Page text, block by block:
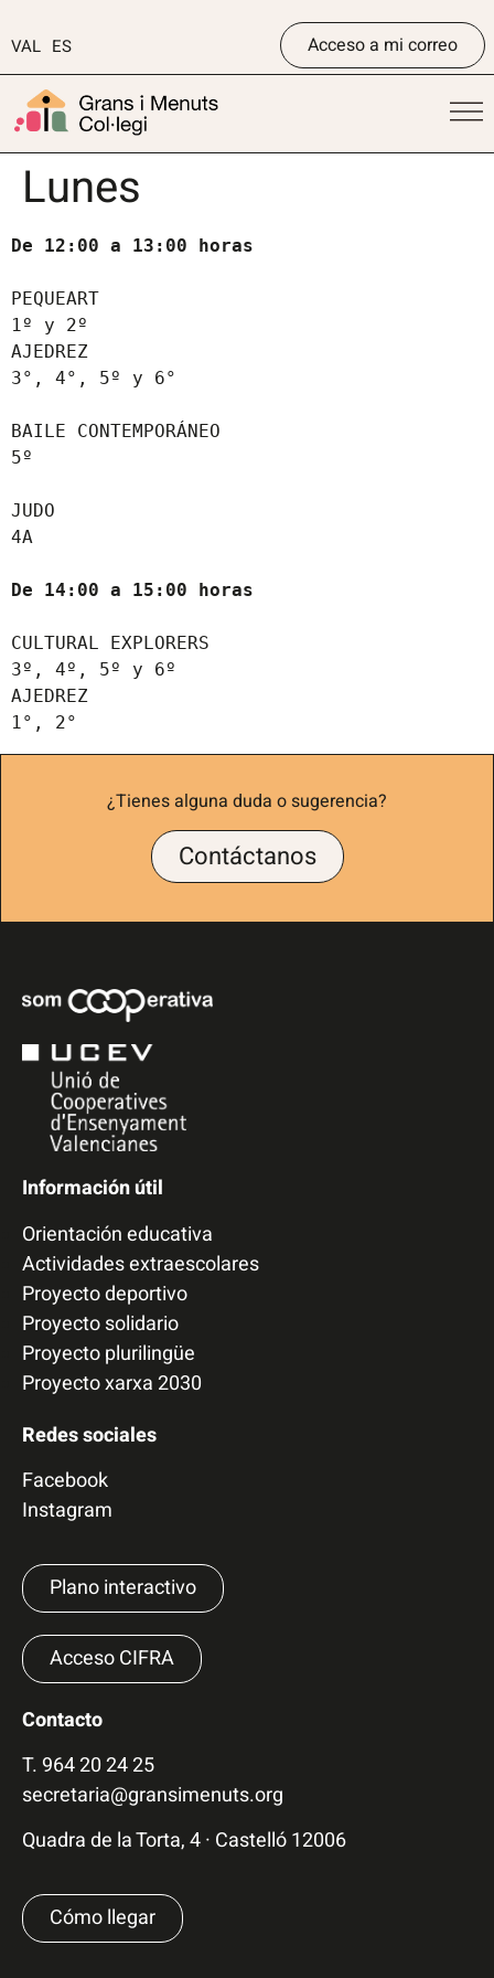
VAL ES Acceso a mi correo
Lunes
De 12:00 a 13:00 horas
PEQUEART
1º y 2º
AJEDREZ
3°, 4°, 5º y 6°
BAILE CONTEMPORÁNEO
5º
JUDO
4A
De 14:00 a 15:00 horas
CULTURAL EXPLORERS
3º, 4º, 5º y 6º
AJEDREZ
¿Tienes alguna duda o sugerencia?
Contáctanos
Información útil
Orientación educativa
Actividades extraescolares
Proyecto deportivo
Proyecto solidario
Proyecto plurilingüe
Proyecto xarxa 2030
Redes sociales
Facebook
Instagram
Plano interactivo
Acceso CIFRA
Contacto
T. 964 20 24 25
secretaria@gransimenuts.org
Quadra de la Torta, 4 · Castelló 12006
Cómo llegar